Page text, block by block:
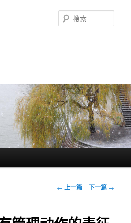
索
文
航
← 上一篇 下一篇 →